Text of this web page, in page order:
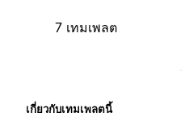
7 เทมเพลต
เกี่ยวกับเทมเพลตนี้